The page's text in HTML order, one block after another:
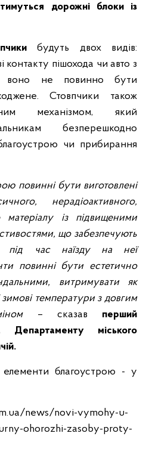
дорожні блоки із
будуть двох видів:
контакту пішохода чи авто з
воно не повинно бути
Стовпчики також
механізмом, який
безперешкодно
чи прибирання
повинні бути виготовлені
нерадіоактивного,
із підвищеними
що забезпечують
під час наїзду на неї
повинні бути естетично
витримувати як
зимові температури з довгим
– сказав перший
Департаменту міського
елементи благоустрою - у
news/novi-vymohy-u-
ohorozhi-zasoby-proty-